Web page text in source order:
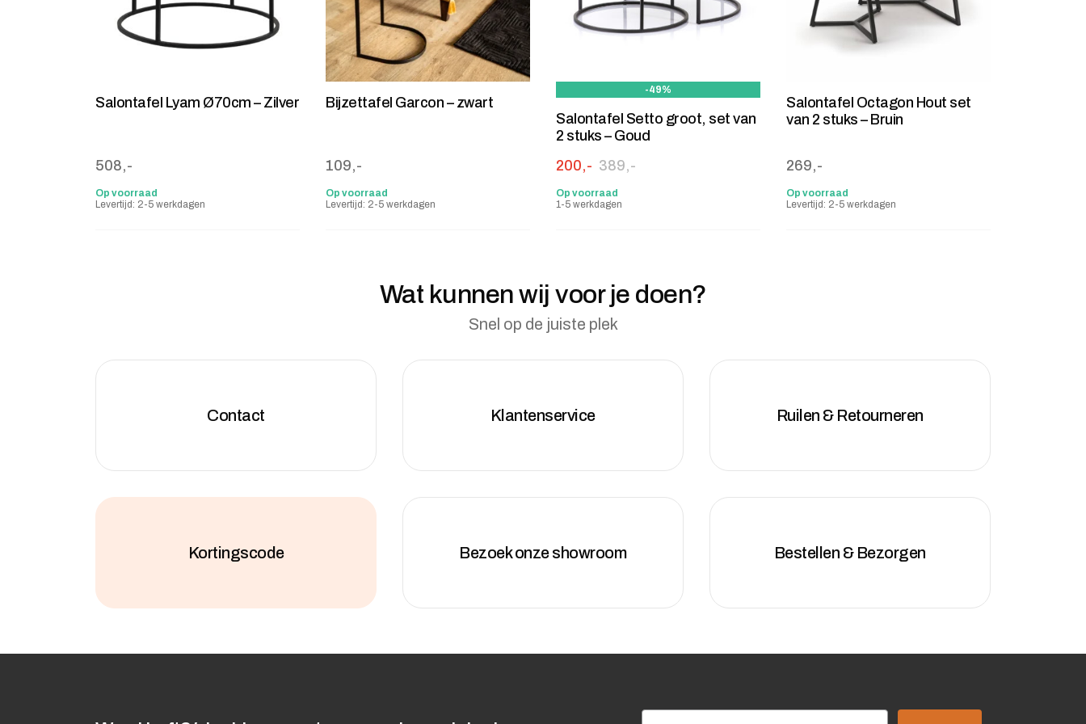
Salontafel Lyam Ø70cm – Zilver
508,-
Op voorraad
Levertijd: 2-5 werkdagen
Bijzettafel Garcon – zwart
109,-
Op voorraad
Levertijd: 2-5 werkdagen
-49%
Salontafel Setto groot, set van
2 stuks – Goud
389,-
Oorspronkelijke prijs was: 389,-.
200,-
Huidige prijs is: 200,-.
Op voorraad
1-5 werkdagen
Salontafel Octagon Hout set
van 2 stuks – Bruin
269,-
Op voorraad
Levertijd: 2-5 werkdagen
Wat kunnen wij voor je doen?
Snel op de juiste plek
Contact Klantenservice Ruilen & Retourneren
Kortingscode Bezoek onze showroom Bestellen & Bezorgen
Email